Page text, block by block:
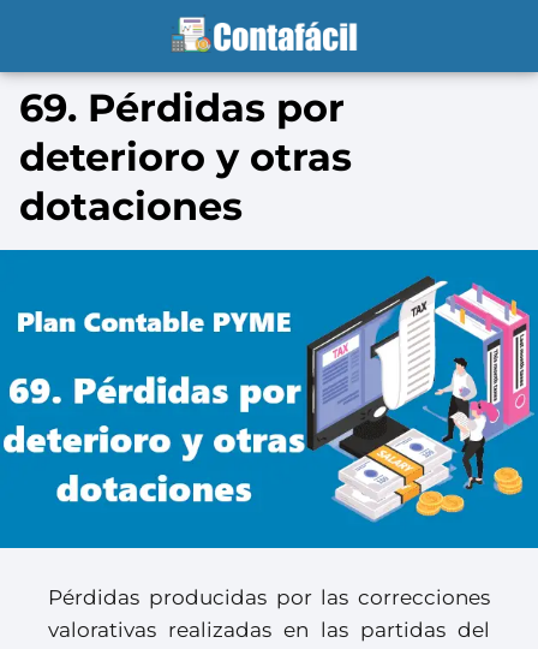
69. Pérdidas por
deterioro y otras
dotaciones
Pérdidas producidas por las correcciones
valorativas realizadas en las partidas del